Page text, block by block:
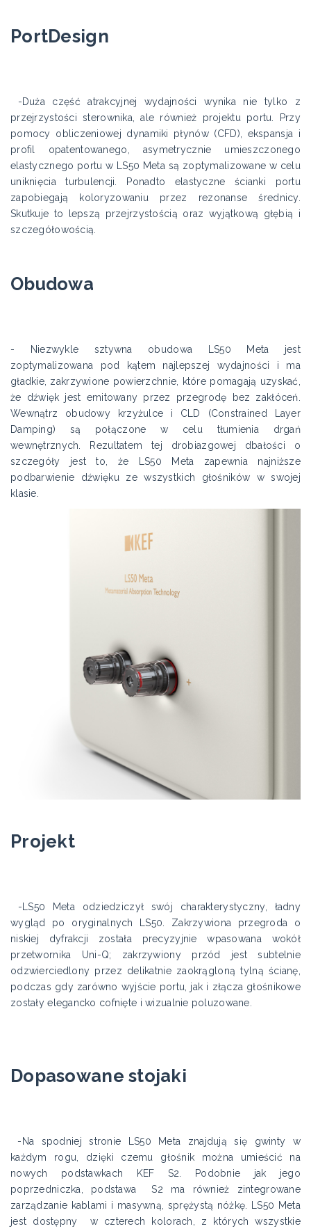
PortDesign
-Duża część atrakcyjnej wydajności wynika nie tylko z
przejrzystości sterownika, ale również projektu portu. Przy
pomocy obliczeniowej dynamiki płynów (CFD), ekspansja i
profil opatentowanego, asymetrycznie umieszczonego
elastycznego portu w LS50 Meta są zoptymalizowane w celu
uniknięcia turbulencji. Ponadto elastyczne ścianki portu
zapobiegają koloryzowaniu przez rezonanse średnicy.
Skutkuje to lepszą przejrzystością oraz wyjątkową głębią i
szczegółowością.
Obudowa
- Niezwykle sztywna obudowa LS50 Meta jest
zoptymalizowana pod kątem najlepszej wydajności i ma
gładkie, zakrzywione powierzchnie, które pomagają uzyskać,
że dźwięk jest emitowany przez przegrodę bez zakłóceń.
Wewnątrz obudowy krzyżulce i CLD (Constrained Layer
Damping) są połączone w celu tłumienia drgań
wewnętrznych. Rezultatem tej drobiazgowej dbałości o
szczegóły jest to, że LS50 Meta zapewnia najniższe
podbarwienie dźwięku ze wszystkich głośników w swojej
klasie.
Projekt
-LS50 Meta odziedziczył swój charakterystyczny, ładny
wygląd po oryginalnych LS50. Zakrzywiona przegroda o
niskiej dyfrakcji została precyzyjnie wpasowana wokół
przetwornika Uni-Q; zakrzywiony przód jest subtelnie
odzwierciedlony przez delikatnie zaokrągloną tylną ścianę,
podczas gdy zarówno wyjście portu, jak i złącza głośnikowe
zostały elegancko cofnięte i wizualnie poluzowane.
Dopasowane stojaki
-Na spodniej stronie LS50 Meta znajdują się gwinty w
każdym rogu, dzięki czemu głośnik można umieścić na
nowych podstawkach KEF S2. Podobnie jak jego
poprzedniczka, podstawa S2 ma również zintegrowane
zarządzanie kablami i masywną, sprężystą nóżkę. LS50 Meta
jest dostępny w czterech kolorach, z których wszystkie